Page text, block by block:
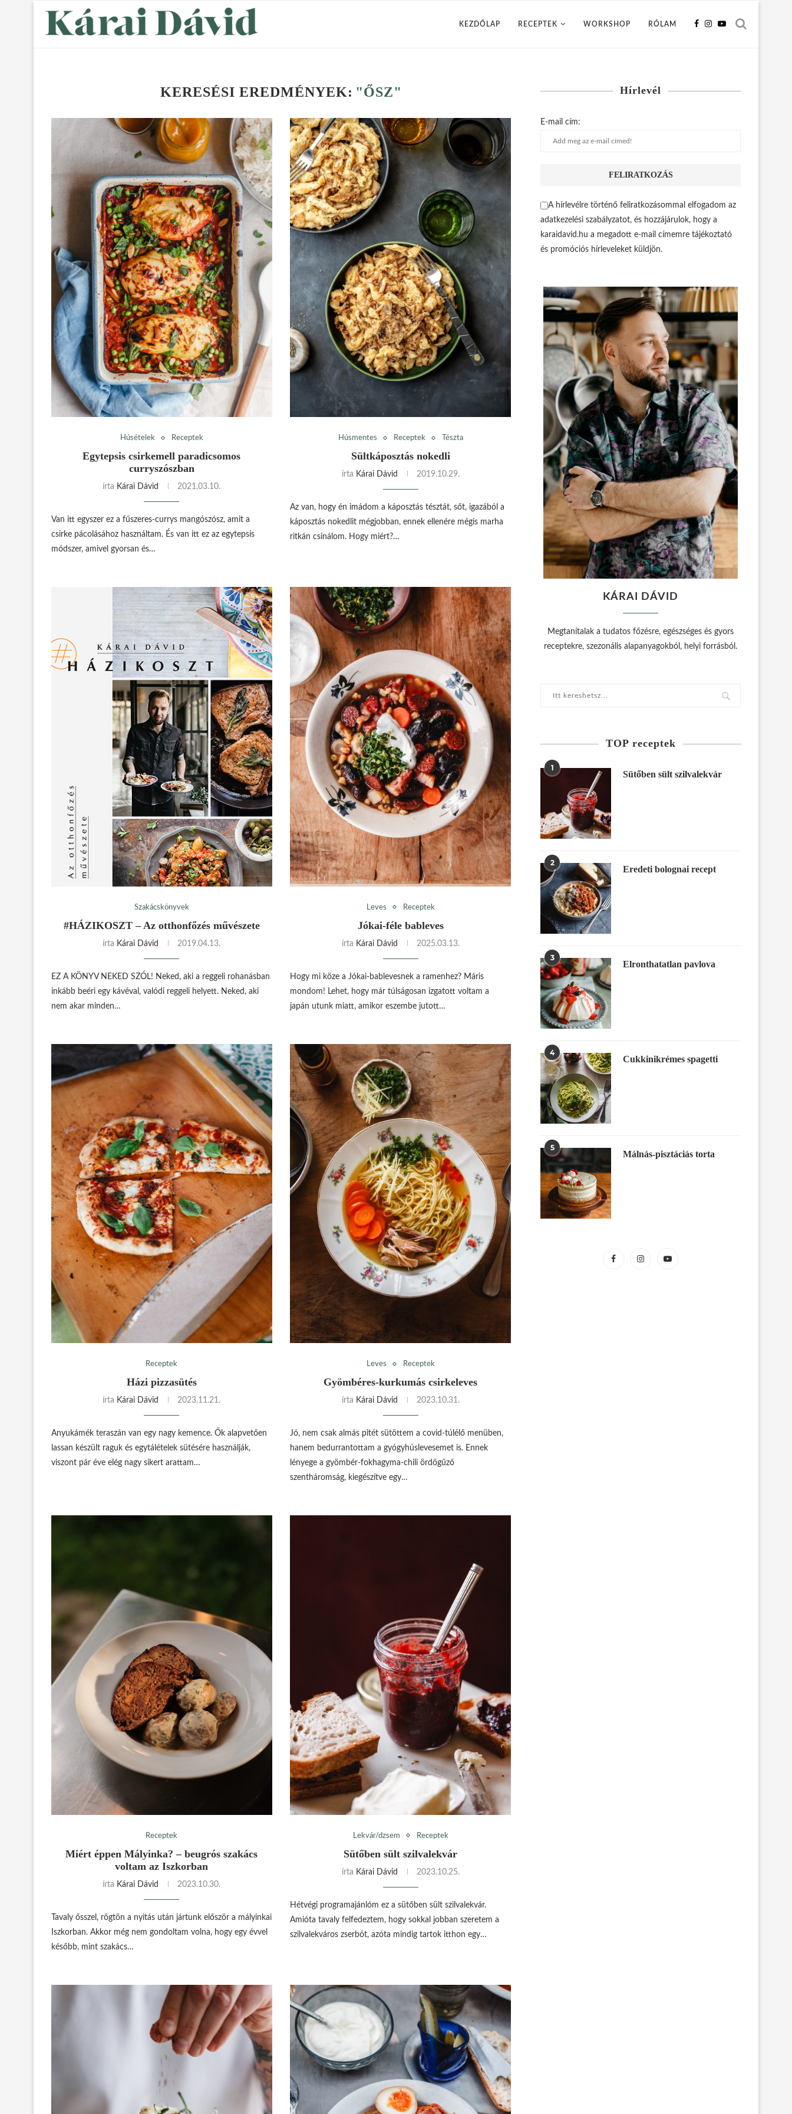
KEZDŐLAP RECEPTEK WORKSHOP RÓLAM
KERESÉSI EREDMÉNYEK: "ŐSZ"
Húsételek Receptek
Egytepsis csirkemell paradicsomos
curryszószban
írta Kárai Dávid 2021.03.10.
Van itt egyszer ez a fűszeres-currys mangószósz, amit a
csirke pácolásához használtam. És van itt ez az egytepsis
módszer, amivel gyorsan és…
Húsmentes Receptek Tészta
Sültkáposztás nokedli
írta Kárai Dávid 2019.10.29.
Az van, hogy én imádom a káposztás tésztát, sőt, igazából a
káposztás nokedlit mégjobban, ennek ellenére mégis marha
ritkán csinálom. Hogy miért?…
Szakácskönyvek
#HÁZIKOSZT – Az otthonfőzés művészete
írta Kárai Dávid 2019.04.13.
EZ A KÖNYV NEKED SZÓL! Neked, aki a reggeli rohanásban
inkább beéri egy kávéval, valódi reggeli helyett. Neked, aki
nem akar minden…
Leves Receptek
Jókai-féle bableves
írta Kárai Dávid 2025.03.13.
Hogy mi köze a Jókai-bablevesnek a ramenhez? Máris
mondom! Lehet, hogy már túlságosan izgatott voltam a
japán utunk miatt, amikor eszembe jutott…
Receptek
Házi pizzasütés
írta Kárai Dávid 2023.11.21.
Anyukámék teraszán van egy nagy kemence. Ők alapvetően
lassan készült raguk és egytálételek sütésére használják,
viszont pár éve elég nagy sikert arattam…
Leves Receptek
Gyömbéres-kurkumás csirkeleves
írta Kárai Dávid 2023.10.31.
Jó, nem csak almás pitét sütöttem a covid-túlélő menüben,
hanem bedurrantottam a gyógyhúslevesemet is. Ennek
lényege a gyömbér-fokhagyma-chili ördögűző
szentháromság, kiegészítve egy…
Receptek
Miért éppen Mályinka? – beugrós szakács
voltam az Iszkorban
írta Kárai Dávid 2023.10.30.
Tavaly ősszel, rögtön a nyitás után jártunk először a mályinkai
Iszkorban. Akkor még nem gondoltam volna, hogy egy évvel
később, mint szakács…
Lekvár/dzsem Receptek
Sütőben sült szilvalekvár
írta Kárai Dávid 2023.10.25.
Hétvégi programajánlóm ez a sütőben sült szilvalekvár.
Amióta tavaly felfedeztem, hogy sokkal jobban szeretem a
szilvalekváros zserbót, azóta mindig tartok itthon egy…
Hírlevél
E-mail cím:
A hírlevélre történő feliratkozásommal elfogadom az
adatkezelési szabályzatot, és hozzájárulok, hogy a
karaidavid.hu a megadott e-mail címemre tájékoztató
és promóciós hírleveleket küldjön.
KÁRAI DÁVID
Megtanítalak a tudatos főzésre, egészséges és gyors
receptekre, szezonális alapanyagokból, helyi forrásból.
TOP receptek
1
Sütőben sült szilvalekvár
2
Eredeti bolognai recept
3
Elronthatatlan pavlova
4
Cukkinikrémes spagetti
5
Málnás-pisztáciás torta